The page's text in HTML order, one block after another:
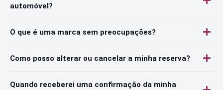
automóvel?
O que é uma marca sem preocupações?
Como posso alterar ou cancelar a minha reserva?
Quando receberei uma confirmação da minha